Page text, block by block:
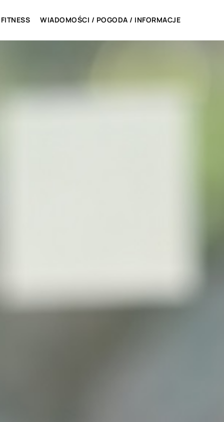
WIADOMOŚCI / POGODA / INFORMACJE